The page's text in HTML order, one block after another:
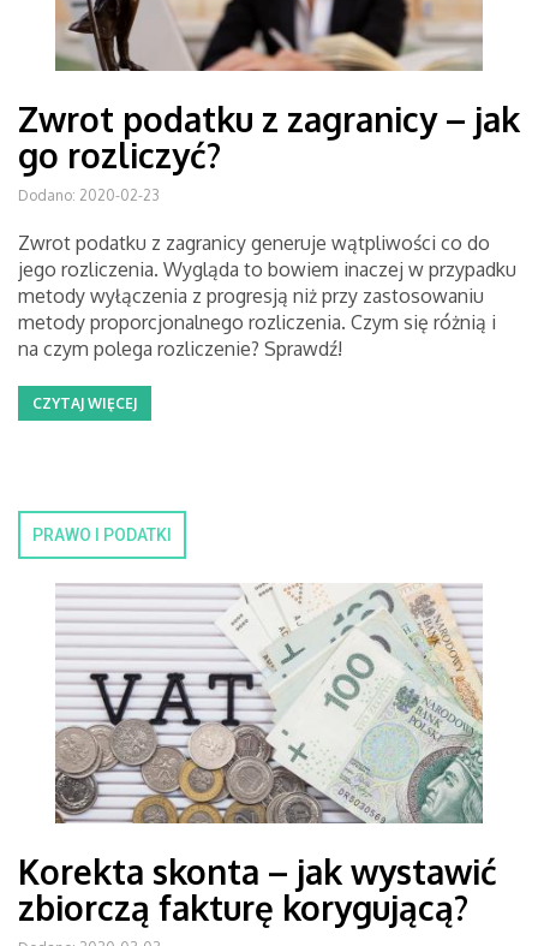
Zwrot podatku z zagranicy – jak
go rozliczyć?
Dodano: 2020-02-23
Zwrot podatku z zagranicy generuje wątpliwości co do
jego rozliczenia. Wygląda to bowiem inaczej w przypadku
metody wyłączenia z progresją niż przy zastosowaniu
metody proporcjonalnego rozliczenia. Czym się różnią i
na czym polega rozliczenie? Sprawdź!
CZYTAJ WIĘCEJ
PRAWO I PODATKI
Korekta skonta – jak wystawić
zbiorczą fakturę korygującą?